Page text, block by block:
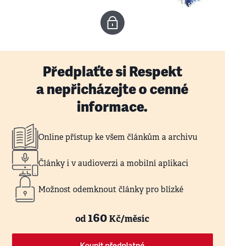
Předplaťte si Respekt
a nepřicházejte o cenné
informace.
Online přístup ke všem článkům a archivu
Články i v audioverzi a mobilní aplikaci
Možnost odemknout články pro blízké
od160Kč/měsíc